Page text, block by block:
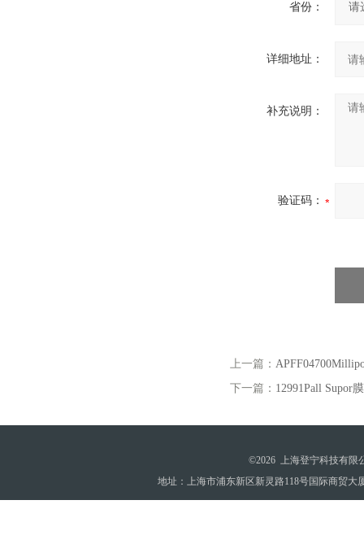
省份：
详细地址：
补充说明：
验证码：
上一篇：
下一篇： 12991Pall Supor
©2026 上海登宁科技有限
地址：上海市浦东新区新灵路118号国际商贸大